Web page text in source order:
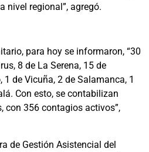
nivel regional”, agregó.
para hoy se informaron, “30
8 de La Serena, 15 de
de Vicuña, 2 de Salamanca, 1
Con esto, se contabilizan
con 356 contagios activos”,
de Gestión Asistencial del